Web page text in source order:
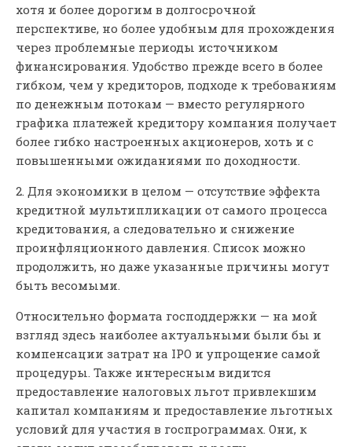
хотя и более дорогим в долгосрочной
перспективе, но более удобным для прохождения
через проблемные периоды источником
финансирования. Удобство прежде всего в более
гибком, чем у кредиторов, подходе к требованиям
по денежным потокам — вместо регулярного
графика платежей кредитору компания получает
более гибко настроенных акционеров, хоть и с
повышенными ожиданиями по доходности.
2. Для экономики в целом — отсутствие эффекта
кредитной мультипликации от самого процесса
кредитования, а следовательно и снижение
проинфляционного давления. Список можно
продолжить, но даже указанные причины могут
быть весомыми.
Относительно формата господдержки — на мой
взгляд здесь наиболее актуальными были бы и
компенсации затрат на IPO и упрощение самой
процедуры. Также интересным видится
предоставление налоговых льгот привлекшим
капитал компаниям и предоставление льготных
условий для участия в госпрограммах. Они, к